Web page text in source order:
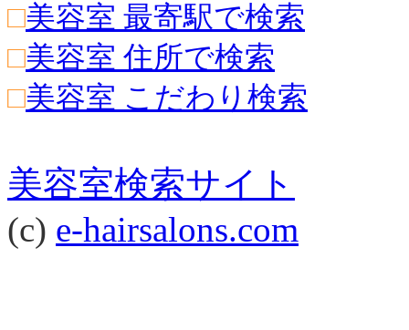
□美容室 最寄駅で検索
□美容室 住所で検索
□美容室 こだわり検索
美容室検索サイト
(c) e-hairsalons.com